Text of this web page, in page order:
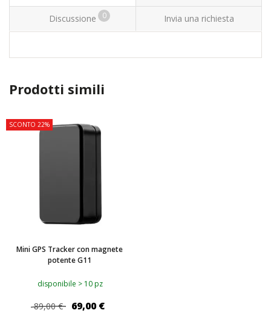
Discussione 0 Invia una richiesta
Prodotti simili
SCONTO 22%
Mini GPS Tracker con magnete
potente G11
disponibile > 10 pz
89,00 € 69,00 €